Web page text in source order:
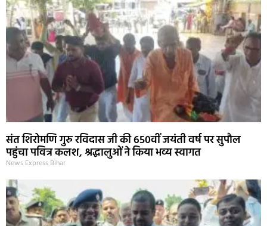
संत शिरोमणि गुरु रविदास जी की 650वीं जयंती वर्ष पर सुपौल
पहुंचा पवित्र कलश, श्रद्धालुओं ने किया भव्य स्वागत
News Express Bihar